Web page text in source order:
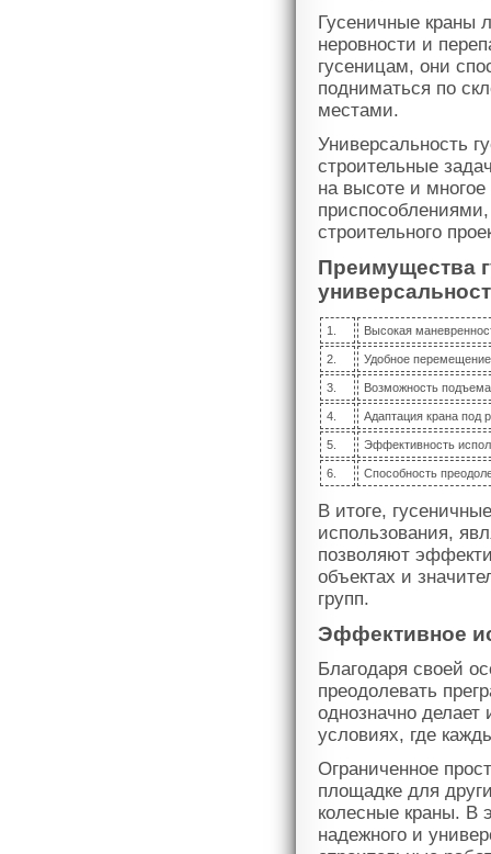
Гусеничные краны
неровности и
гусеницам, они
подниматься по
местами.
Универсальность
строительные
на высоте и
приспособлениями,
строительного
Преимущества
1. Высокая
2. Удобное
3. Возможность
4. Адаптация крана под
5. Эффективность
6. Способность
В итоге,
использования,
позволяют
объектах и
групп.
Эффективное
Благодаря своей
преодолевать
однозначно
условиях, где
Ограниченное
площадке для
колесные краны. В
надежного и